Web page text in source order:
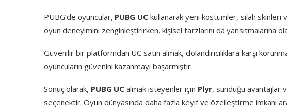
PUBG’de oyuncular, PUBG UC kullanarak yeni kostümler, silah skinleri
oyun deneyimini zenginleştirirken, kişisel tarzlarını da yansıtmalarına
Güvenilir bir platformdan UC satın almak, dolandırıcılıklara karşı
oyuncuların güvenini kazanmayı başarmıştır.
Sonuç olarak, PUBG UC almak isteyenler için Plyr, sunduğu avantajlar
seçenektir. Oyun dünyasında daha fazla keyif ve özelleştirme imkanı